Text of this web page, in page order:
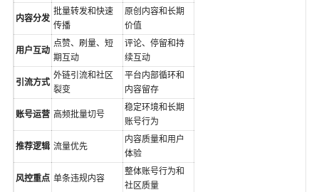
内容分发
批量转发和快速
传播
原创内容和长期
价值
用户互动
点赞、刷量、短
期互动
评论、停留和持
续互动
引流方式
外链引流和社区
裂变
平台内部循环和
内容留存
账号运营 高频批量切号
稳定环境和长期
账号行为
推荐逻辑 流量优先
内容质量和用户
体验
风控重点 单条违规内容
整体账号行为和
社区质量